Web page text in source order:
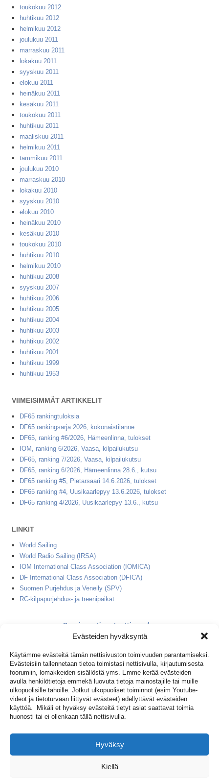
Evästeiden hyväksyntä
Käytämme evästeitä tämän nettisivuston toimivuuden parantamiseksi.
Evästeisiin tallennetaan tietoa toimistasi nettisivulla, kirjautumisesta
foorumiin, lomakkeiden sisällöstä yms. Emme kerää evästeiden
avulla henkilötietoja emmekä luovuta tietoja mainostajille tai muille
ulkopuolisille tahoille. Jotkut ulkopuoliset toiminnot (esim Youtube-
videot ja tietoturvaan liittyvät evästeet) edellyttävät evästeiden
käyttöä. Mikäli et hyväksy evästeitä tietyt asiat saattavat toimia
huonosti tai ei ollenkaan tällä nettisivulla.
Hyväksy
Kiellä
toukokuu 2012
huhtikuu 2012
helmikuu 2012
joulukuu 2011
marraskuu 2011
lokakuu 2011
syyskuu 2011
elokuu 2011
heinäkuu 2011
kesäkuu 2011
toukokuu 2011
huhtikuu 2011
maaliskuu 2011
helmikuu 2011
tammikuu 2011
joulukuu 2010
marraskuu 2010
lokakuu 2010
syyskuu 2010
elokuu 2010
heinäkuu 2010
kesäkuu 2010
toukokuu 2010
huhtikuu 2010
helmikuu 2010
huhtikuu 2008
syyskuu 2007
huhtikuu 2006
huhtikuu 2005
huhtikuu 2004
huhtikuu 2003
huhtikuu 2002
huhtikuu 2001
huhtikuu 1999
huhtikuu 1953
VIIMEISIMMÄT ARTIKKELIT
DF65 rankingtuloksia
DF65 rankingsarja 2026, kokonaistilanne
DF65, ranking #6/2026, Hämeenlinna, tulokset
IOM, ranking 6/2026, Vaasa, kilpailukutsu
DF65, ranking 7/2026, Vaasa, kilpailukutsu
DF65, ranking 6/2026, Hämeenlinna 28.6., kutsu
DF65 ranking #5, Pietarsaari 14.6.2026, tulokset
DF65 ranking #4, Uusikaarlepyy 13.6.2026, tulokset
DF65 ranking 4/2026, Uusikaarlepyy 13.6., kutsu
LINKIT
World Sailing
World Radio Sailing (IRSA)
IOM International Class Association (IOMICA)
DF International Class Association (DFICA)
Suomen Purjehdus ja Veneily (SPV)
RC-kilpapurjehdus- ja treenipaikat
2 minuutin starttinauha
1+2 minuutin starttinauha
(IOM ja DF65 peräkkäin)
Kirjaudu foorumiin
Liity jäseneksi!